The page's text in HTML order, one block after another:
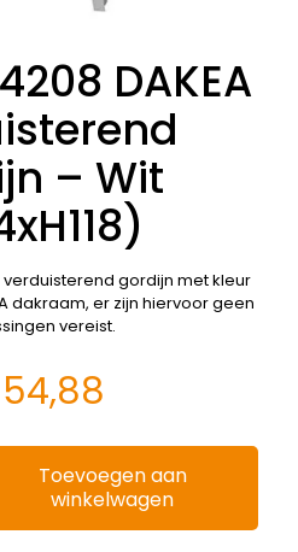
DAKEA
– Wit
verduisterend gordijn met kleur
dakraam, er zijn hiervoor geen
vereist.
Toevoegen aan
winkelwagen